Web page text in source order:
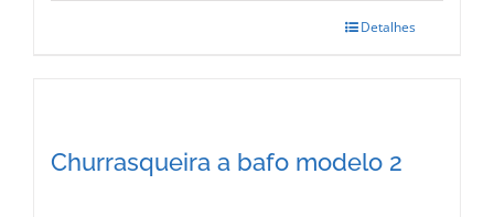
Detalhes
Churrasqueira a bafo modelo 2